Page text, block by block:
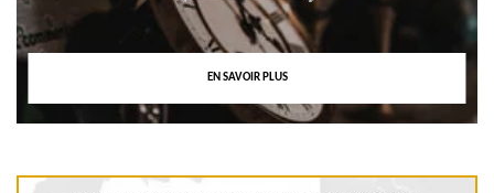
EN SAVOIR PLUS